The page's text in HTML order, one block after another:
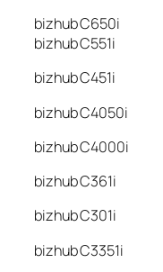
bizhub C650i
bizhub C551i
bizhub C451i
bizhub C4050i
bizhub C4000i
bizhub C361i
bizhub C301i
bizhub C3351i